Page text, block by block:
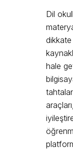
Dil
dikkate
hale